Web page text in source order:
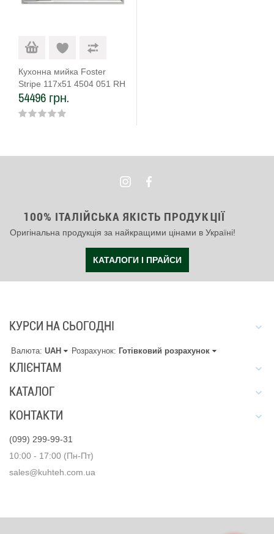
Кухонна мийка Foster
Stripe 117х51 4504 051 RH
54496 грн.
100% ІТАЛІЙСЬКА ЯКІСТЬ ПРОДУКЦІЇ
Оригінальна продукція за найкращими цінами в Україні!
КАТАЛОГИ І ПРАЙСИ
КУРСИ НА СЬОГОДНІ
Валюта: UAH Розрахунок: Готівковий розрахунок
КЛІЄНТАМ
КАТАЛОГ
КОНТАКТИ
(099) 299-99-31
10:00 - 17:00 (Пн-Пт)
sales@kuhteh.com.ua